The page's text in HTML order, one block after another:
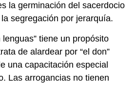
la germinación del sacerdocio
segregación por jerarquía.
lenguas” tiene un propósito
de alardear por “el don”
una capacitación especial
Las arrogancias no tienen